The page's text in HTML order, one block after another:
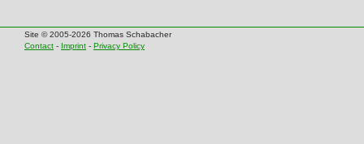
Site © 2005-2026 Thomas Schabacher
Contact - Imprint - Privacy Policy